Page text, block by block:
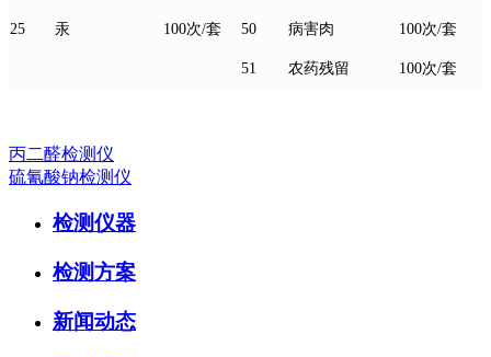
25 汞 100次/套 50 病害肉 100次/套
51 农药残留 100次/套
丙二醛检测仪
硫氰酸钠检测仪
检测仪器
检测方案
新闻动态